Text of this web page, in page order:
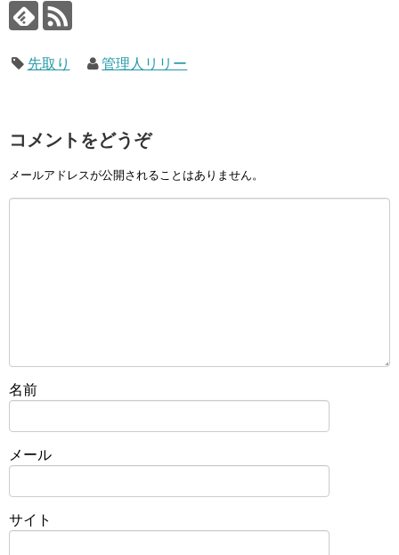
先取り 管理人リリー
コメントをどうぞ
メールアドレスが公開されることはありません。
名前
メール
サイト